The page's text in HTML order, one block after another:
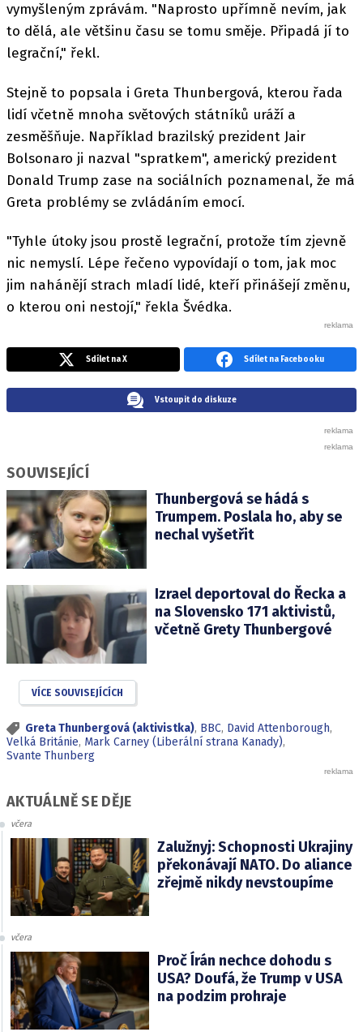
vymyšleným zprávám. "Naprosto upřímně nevím, jak
to dělá, ale většinu času se tomu směje. Připadá jí to
legrační," řekl.
Stejně to popsala i Greta Thunbergová, kterou řada
lidí včetně mnoha světových státníků uráží a
zesměšňuje. Například brazilský prezident Jair
Bolsonaro ji nazval "spratkem", americký prezident
Donald Trump zase na sociálních poznamenal, že má
Greta problémy se zvládáním emocí.
"Tyhle útoky jsou prostě legrační, protože tím zjevně
nic nemyslí. Lépe řečeno vypovídají o tom, jak moc
jim nahánějí strach mladí lidé, kteří přinášejí změnu,
o kterou oni nestojí," řekla Švédka.
Sdílet na X Sdílet na Facebooku
Vstoupit do diskuze
SOUVISEJÍCÍ
Thunbergová se hádá s
Trumpem. Poslala ho, aby se
nechal vyšetřit
Izrael deportoval do Řecka a
na Slovensko 171 aktivistů,
včetně Grety Thunbergové
VÍCE SOUVISEJÍCÍCH
Greta Thunbergová (aktivistka), BBC, David Attenborough,
Velká Británie, Mark Carney (Liberální strana Kanady),
Svante Thunberg
AKTUÁLNĚ SE DĚJE
včera
Zalužnyj: Schopnosti Ukrajiny
překonávají NATO. Do aliance
zřejmě nikdy nevstoupíme
včera
Proč Írán nechce dohodu s
USA? Doufá, že Trump v USA
na podzim prohraje